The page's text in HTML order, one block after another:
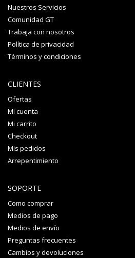
Nuestros Servicios
Comunidad GT
Trabaja con nosotros
Política de privacidad
Términos y condiciones
CLIENTES
Ofertas
Mi cuenta
Mi carrito
Checkout
Mis pedidos
Arrepentimiento
SOPORTE
Como comprar
Medios de pago
Medios de envío
Preguntas frecuentes
Cambios y devoluciones